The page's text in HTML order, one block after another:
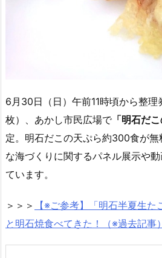
6月30日（日）午前11時頃から整理
枚）、あかし市民広場で「明石だこ
定。明石だこの天ぷら約300食が
な海づくりに関するパネル展示や
ています。
＞＞＞
【※ご参考】「明石半夏生
と明石焼食べてきた！（※過去記事）